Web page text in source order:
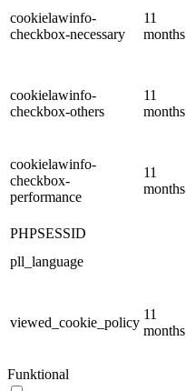
cookielawinfo-
checkbox-necessary
11
months
cookielawinfo-
checkbox-others
11
months
cookielawinfo-
checkbox-
performance
11
months
PHPSESSID
pll_language
viewed_cookie_policy
11
months
Funktional